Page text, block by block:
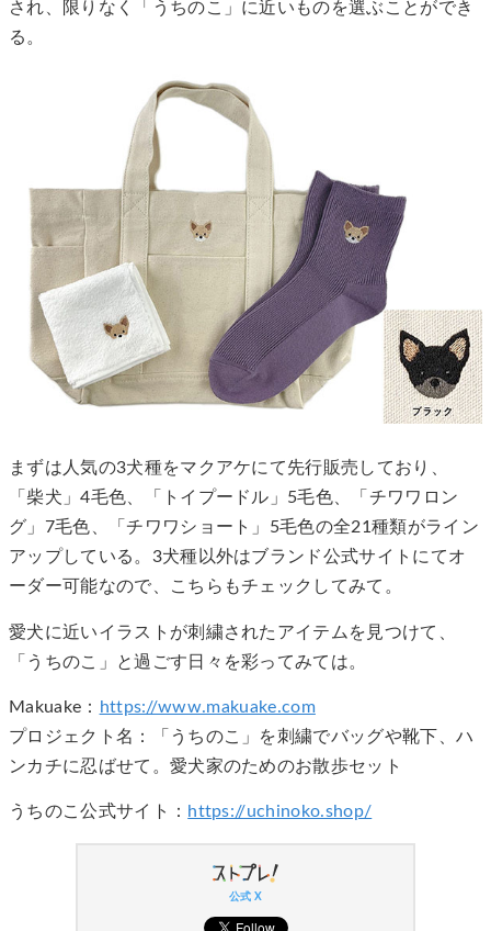
され、限りなく「うちのこ」に近いものを選ぶことができ
る。
まずは人気の3犬種をマクアケにて先行販売しており、
「柴犬」4毛色、「トイプードル」5毛色、「チワワロン
グ」7毛色、「チワワショート」5毛色の全21種類がライン
アップしている。3犬種以外はブランド公式サイトにてオ
ーダー可能なので、こちらもチェックしてみて。
愛犬に近いイラストが刺繍されたアイテムを見つけて、
「うちのこ」と過ごす日々を彩ってみては。
Makuake：
https://www.makuake.com
プロジェクト名：「うちのこ」を刺繍でバッグや靴下、ハ
ンカチに忍ばせて。愛犬家のためのお散歩セット
うちのこ公式サイト： https://uchinoko.shop/
公式 X